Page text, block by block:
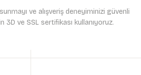
ve alışveriş deneyiminizi güvenli
3D ve SSL sertifikası kullanıyoruz.